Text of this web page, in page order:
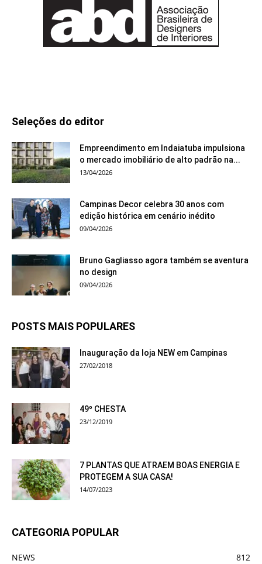
Seleções do editor
Empreendimento em Indaiatuba impulsiona
o mercado imobiliário de alto padrão na...
13/04/2026
Campinas Decor celebra 30 anos com
edição histórica em cenário inédito
09/04/2026
Bruno Gagliasso agora também se aventura
no design
09/04/2026
POSTS MAIS POPULARES
Inauguração da loja NEW em Campinas
27/02/2018
49º CHESTA
23/12/2019
7 PLANTAS QUE ATRAEM BOAS ENERGIA E
PROTEGEM A SUA CASA!
14/07/2023
CATEGORIA POPULAR
NEWS
812